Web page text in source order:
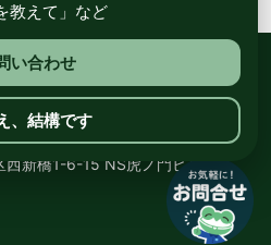
クルスポット ル・サイク
新橋1-6-15 NS虎ノ門ビル8階
教えて」など
い合わせ
、結構です